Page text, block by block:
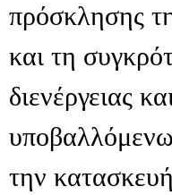
πρόσκλησης
και τη
διενέργειας
την